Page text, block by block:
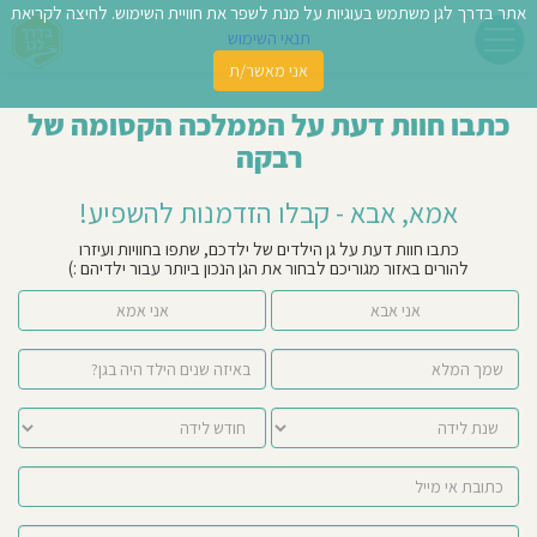
כתבו חוות דעת על הממלכה הקסומה של
רבקה
אמא, אבא - קבלו הזדמנות להשפיע!
כתבו חוות דעת על גן הילדים של ילדכם, שתפו בחוויות ועיזרו
להורים באזור מגוריכם לבחור את הגן הנכון ביותר עבור ילדיהם :)
אני אמא אני אבא
אתר בדרך לגן משתמש בעוגיות על מנת לשפר את חוויית השימוש. לחיצה לקריאת
תנאי השימוש
אני מאשר/ת